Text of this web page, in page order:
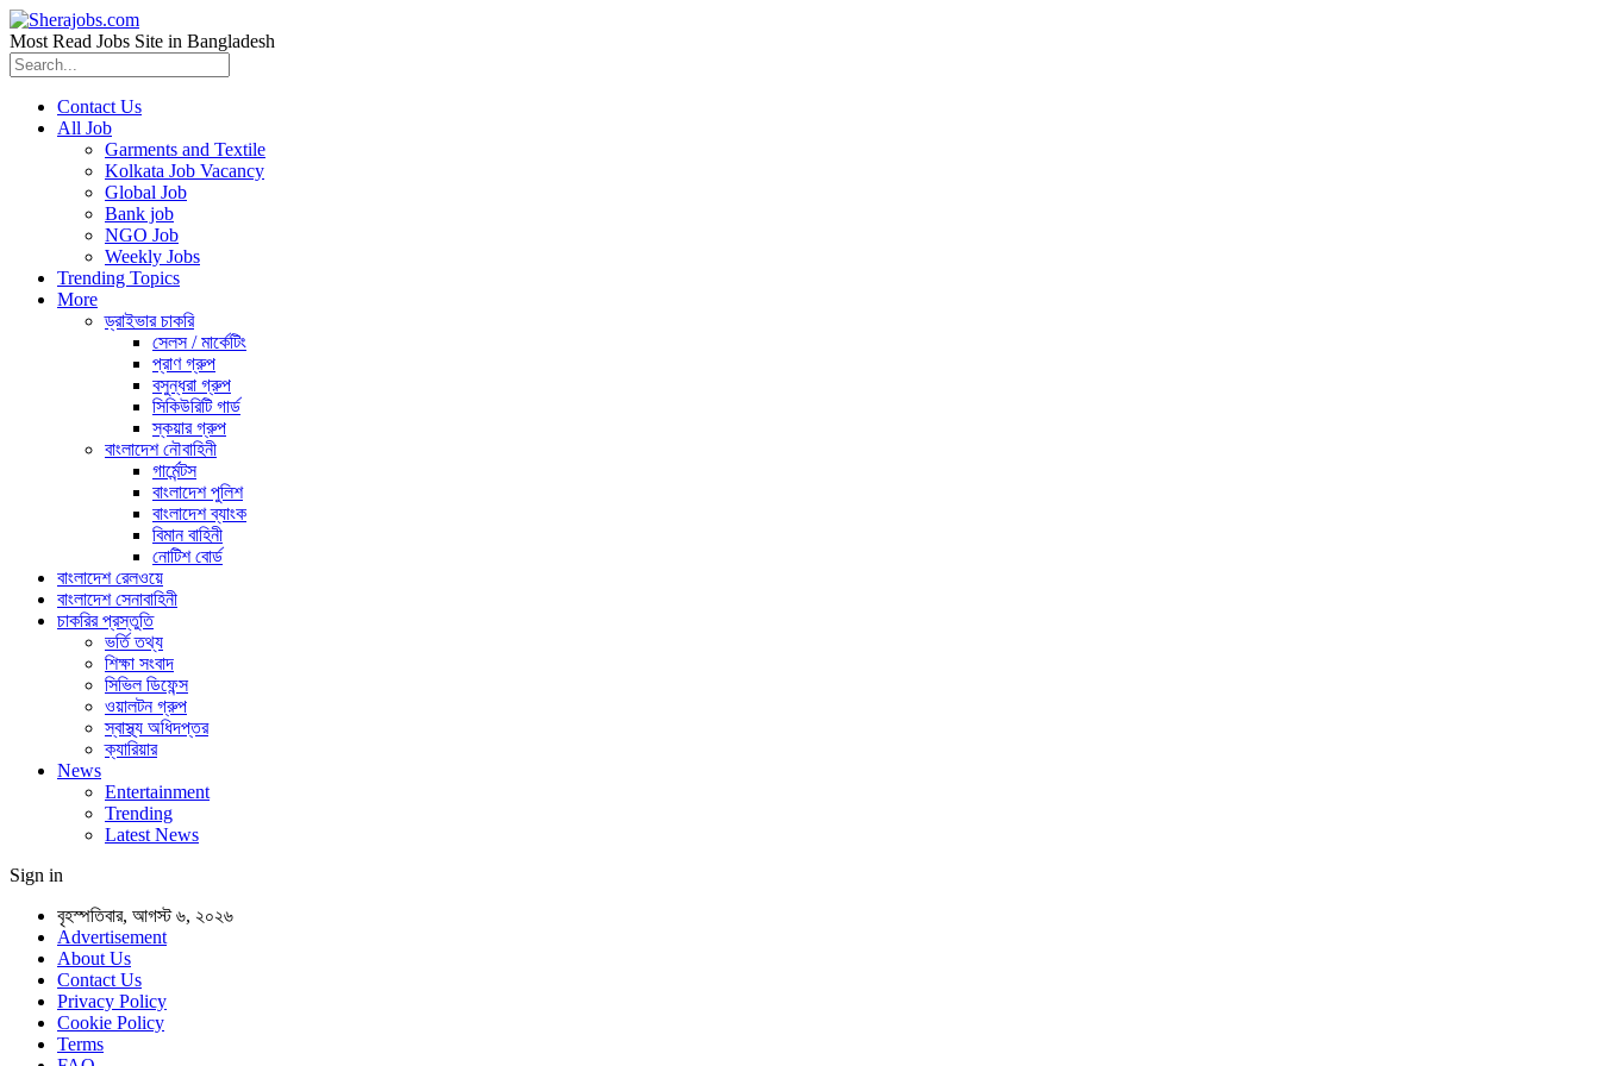
Most Read Jobs Site in Bangladesh
Contact Us
All Job
Garments and Textile
Kolkata Job Vacancy
Global Job
Bank job
NGO Job
Weekly Jobs
Trending Topics
More
ড্রাইভার চাকরি
সেলস / মার্কেটিং
প্রাণ গ্রুপ
বসুন্ধরা গ্রুপ
সিকিউরিটি গার্ড
স্কয়ার গ্রুপ
বাংলাদেশ নৌবাহিনী
গার্মেন্টস
বাংলাদেশ পুলিশ
বাংলাদেশ ব্যাংক
বিমান বাহিনী
নোটিশ বোর্ড
বাংলাদেশ রেলওয়ে
বাংলাদেশ সেনাবাহিনী
চাকরির প্রস্তুতি
ভর্তি তথ্য
শিক্ষা সংবাদ
সিভিল ডিফেন্স
ওয়ালটন গ্রুপ
স্বাস্থ্য অধিদপ্তর
ক্যারিয়ার
News
Entertainment
Trending
Latest News
Sign in
বৃহস্পতিবার, আগস্ট ৬, ২০২৬
Advertisement
About Us
Contact Us
Privacy Policy
Cookie Policy
Terms